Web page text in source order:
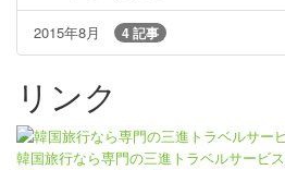
2015年8月 4 記事
リンク
韓国旅行なら専門の三進トラベルサービス